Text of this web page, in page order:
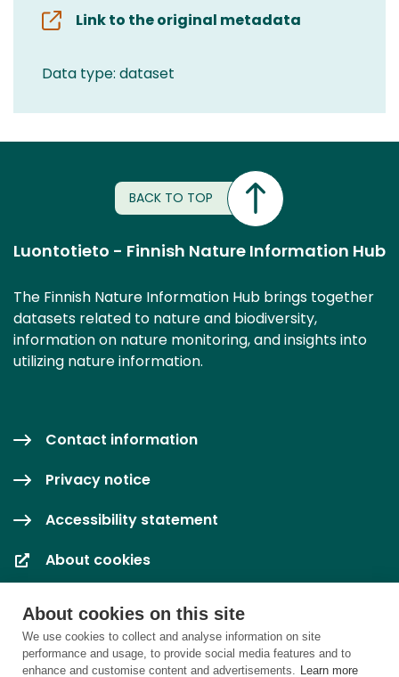
About cookies on this site
We use cookies to collect and analyse information on site
performance and usage, to provide social media features and to
enhance and customise content and advertisements. Learn more
Link to the original metadata
Data type: dataset
BACK TO TOP
Luontotieto - Finnish Nature Information Hub
The Finnish Nature Information Hub brings together
datasets related to nature and biodiversity,
information on nature monitoring, and insights into
utilizing nature information.
Contact information
Privacy notice
Accessibility statement
About cookies